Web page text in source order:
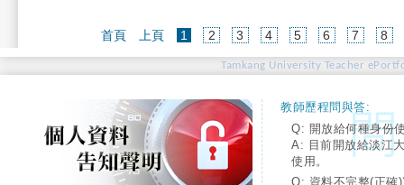
首頁 上頁 1 (current)
2 3 4 5 6 7 8
Tamkang University Teacher
教師歷程問與答:
Q: 開放給何種身份
A: 目前開放給淡江
使用。
Q: 資料不完整(正確